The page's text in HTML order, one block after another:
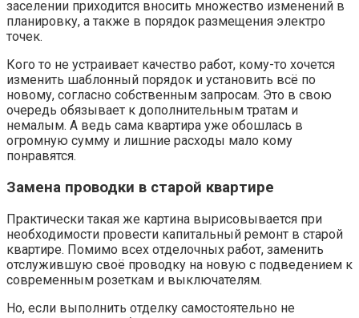
заселении приходится вносить множество изменений в
планировку, а также в порядок размещения электро
точек.
Кого то не устраивает качество работ, кому-то хочется
изменить шаблонный порядок и установить всё по
новому, согласно собственным запросам. Это в свою
очередь обязывает к дополнительным тратам и
немалым. А ведь сама квартира уже обошлась в
огромную сумму и лишние расходы мало кому
понравятся.
Замена проводки в старой квартире
Практически такая же картина вырисовывается при
необходимости провести капитальный ремонт в старой
квартире. Помимо всех отделочных работ, заменить
отслужившую своё проводку на новую с подведением к
современным розеткам и выключателям.
Но, если выполнить отделку самостоятельно не